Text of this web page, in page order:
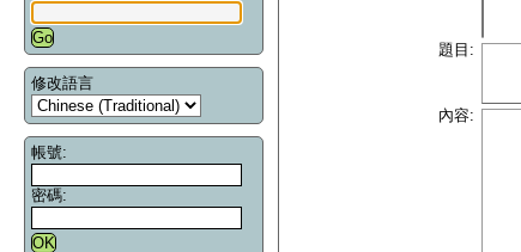
修改語言
帳號:
密碼:
題目:
內容: